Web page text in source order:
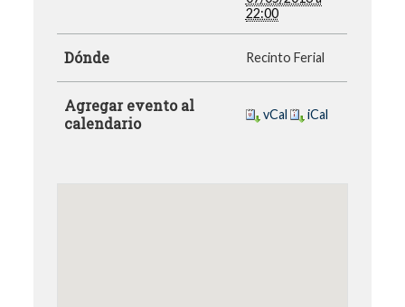
22:00
Dónde Recinto Ferial
Agregar evento al
calendario
vCal iCal